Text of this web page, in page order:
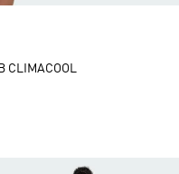
CLIMACOOL